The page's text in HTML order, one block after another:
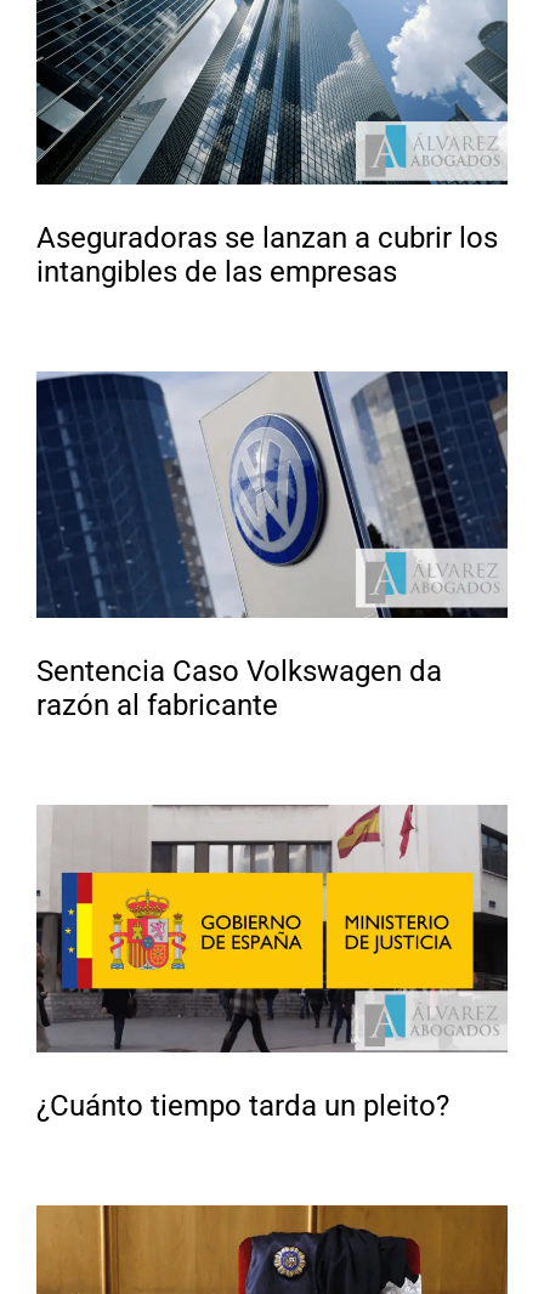
Aseguradoras se lanzan a cubrir los
intangibles de las empresas
Sentencia Caso Volkswagen da
razón al fabricante
¿Cuánto tiempo tarda un pleito?